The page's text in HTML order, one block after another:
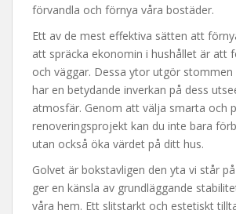
förvandla och förnya våra bostäder.
Ett av de mest effektiva sätten att
att spräcka ekonomin i hushållet är att
och väggar. Dessa ytor utgör stommen
har en betydande inverkan på dess
atmosfär. Genom att välja smarta och
renoveringsprojekt kan du inte bara
utan också öka värdet på ditt hus.
Golvet är bokstavligen den yta vi står
ger en känsla av grundläggande
våra hem. Ett slitstarkt och estetiskt